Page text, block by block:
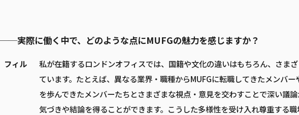
──実際に働く中で、どのような点にMUFGの魅力を感じますか？
フィル
私が在籍するロンドンオフィスでは、国籍や文化の違いはもちろん、さま
ています。たとえば、異なる業界・職種からMUFGに転職してきたメンバ
を歩んできたメンバーたちとさまざまな視点・意見を交わすことで深い議
気づきや結論を得ることができます。こうした多様性を受け入れ尊重する